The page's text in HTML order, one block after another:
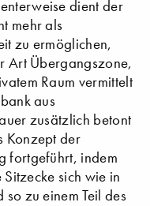
dient der
mehr als
zu ermöglichen,
Art Übergangszone,
Raum vermittelt
aus
zusätzlich betont
Konzept der
fortgeführt, indem
sich wie in
zu einem Teil des